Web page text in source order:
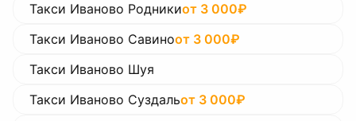
Такси Иваново Родникиот 3 000₽
Такси Иваново Савиноот 3 000₽
Такси Иваново Шуя
Такси Иваново Суздальот 3 000₽